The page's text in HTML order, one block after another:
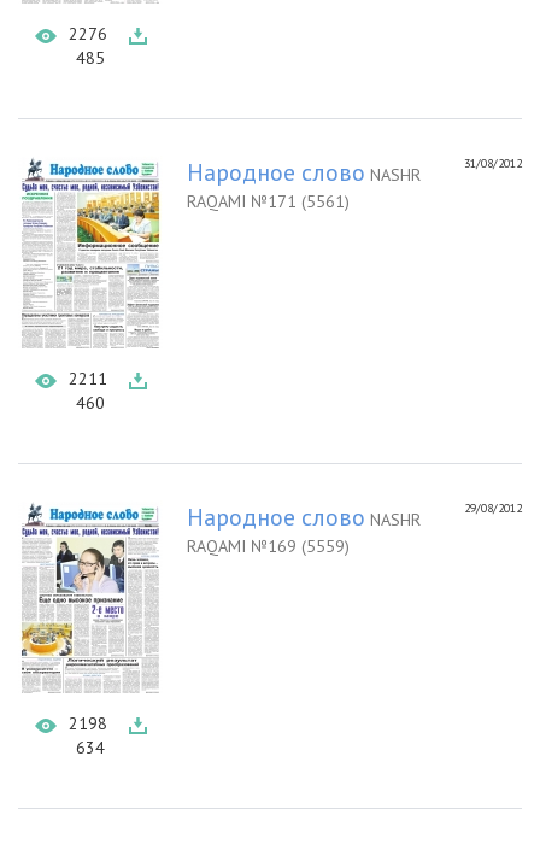
2276
485
2211
460
31/08/2012
Народное слово NASHR
RAQAMI №171 (5561)
2198
634
29/08/2012
Народное слово NASHR
RAQAMI №169 (5559)